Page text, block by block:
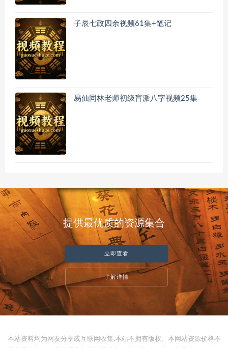
子辰七政四余视频61集+笔记
易仙同林老师初级盲派八字视频25集
提供最优质的资源集合
立即查看
了解详情
本站资料均为网友分享或互联网收集,本站不拥有版权。本网站资源价格不